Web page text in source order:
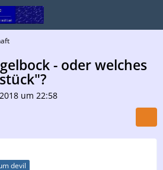
- oder welches
um 22:58
devil